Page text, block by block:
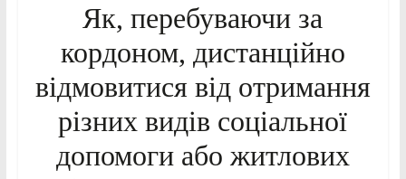
Як, перебуваючи за
кордоном, дистанційно
відмовитися від отримання
різних видів соціальної
допомоги або житлових